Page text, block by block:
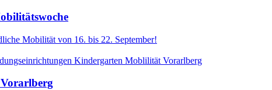
Mobilität von 16. bis 22. September!
Kindergarten Moblilität Vorarlberg